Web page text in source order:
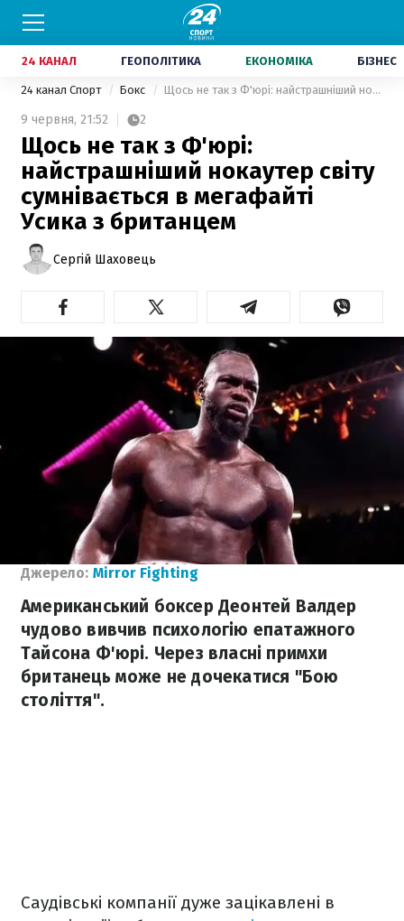
24 КАНАЛ ГЕОПОЛІТИКА ЕКОНОМІКА БІЗНЕС
24 канал Спорт Бокс Щось не так з Ф'юрі: найстрашніший нокаутер світу сумнівається в мегафайті Усика з британцем
9 червня, 21:52 2
Щось не так з Ф'юрі:
найстрашніший нокаутер світу
сумнівається в мегафайті
Усика з британцем
Сергій Шаховець
Джерело: Mirror Fighting
Американський боксер Деонтей Валдер
чудово вивчив психологію епатажного
Тайсона Ф'юрі. Через власні примхи
британець може не дочекатися "Бою
століття".
Саудівські компанії дуже зацікавлені в